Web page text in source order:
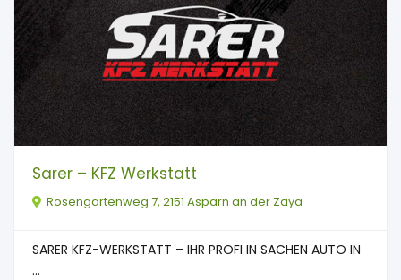
Sarer – KFZ Werkstatt
Rosengartenweg 7, 2151 Asparn an der Zaya
SARER KFZ-WERKSTATT – IHR PROFI IN SACHEN AUTO IN
...